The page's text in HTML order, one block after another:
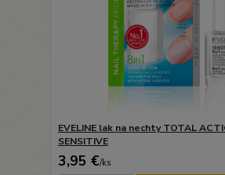
EVELINE lak na nechty TOTAL
SENSITIVE
3,95 €/ks